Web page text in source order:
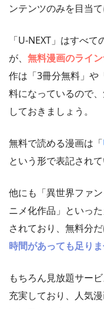
ンテンツのみを目当
「U-NEXT」はすべ
が、 無料漫画のライン
作は「3冊分無料」や
料になっているので
しておきましょう。
無料で読める漫画は「
という形で表記され
他にも「異世界ファ
ニメ化作品」といっ
されており、無料分
時間があっても足りま
もちろん見放題サー
充実しており、人気